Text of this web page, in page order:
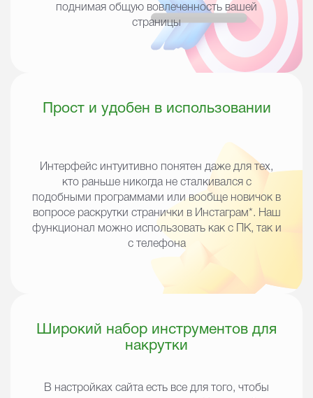
поднимая общую вовлеченность вашей
страницы
Прост и удобен в использовании
Интерфейс интуитивно понятен даже для тех,
кто раньше никогда не сталкивался с
подобными программами или вообще новичок в
вопросе раскрутки странички в Инстаграм* . Наш
функционал можно использовать как с ПК, так и
с телефона
Широкий набор инструментов для
накрутки
В настройках сайта есть все для того, чтобы